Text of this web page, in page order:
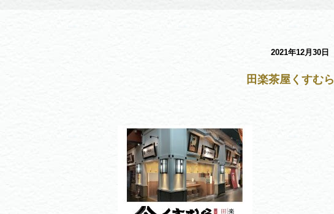
2021年12月30日
田楽茶屋くすむら